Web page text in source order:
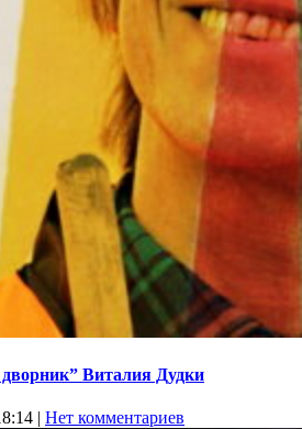
Виталия Дудки
| Нет комментариев